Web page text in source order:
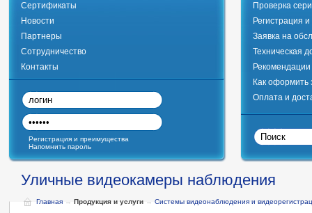
Сертификаты
Новости
Партнеры
Сотрудничество
Контакты
Проверка
Регистрация
Заявка на
Техническая
Как оформить
Оплата и
Регистрация и преимущества
Напомнить пароль
Уличные видеокамеры наблюдения
Главная → Продукция и услуги → Системы видеонаблюдения и